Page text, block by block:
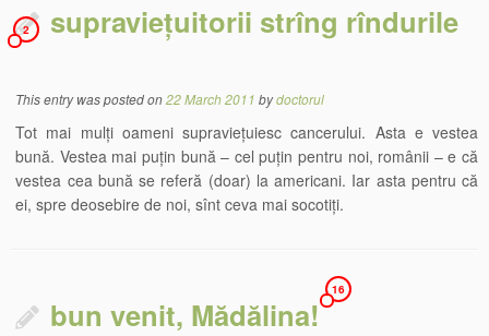
supraviețuitorii strîng rîndurile
2
This entry was posted on22 March 2011 bydoctorul
Tot mai mulți oameni supraviețuiesc cancerului. Asta e vestea
bună. Vestea mai puțin bună – cel puțin pentru noi, românii – e că
vestea cea bună se referă (doar) la americani. Iar asta pentru că
ei, spre deosebire de noi, sînt ceva mai socotiți.
bun venit, Mădălina!
16